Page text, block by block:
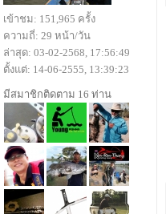
เข้าชม: 151,965 ครั้ง
ความถี่: 29 หน้า/วัน
ล่าสุด: 03-02-2568, 17:56:49
ตั้งแต่: 14-06-2555, 13:39:23
มีสมาชิกติดตาม 16 ท่าน